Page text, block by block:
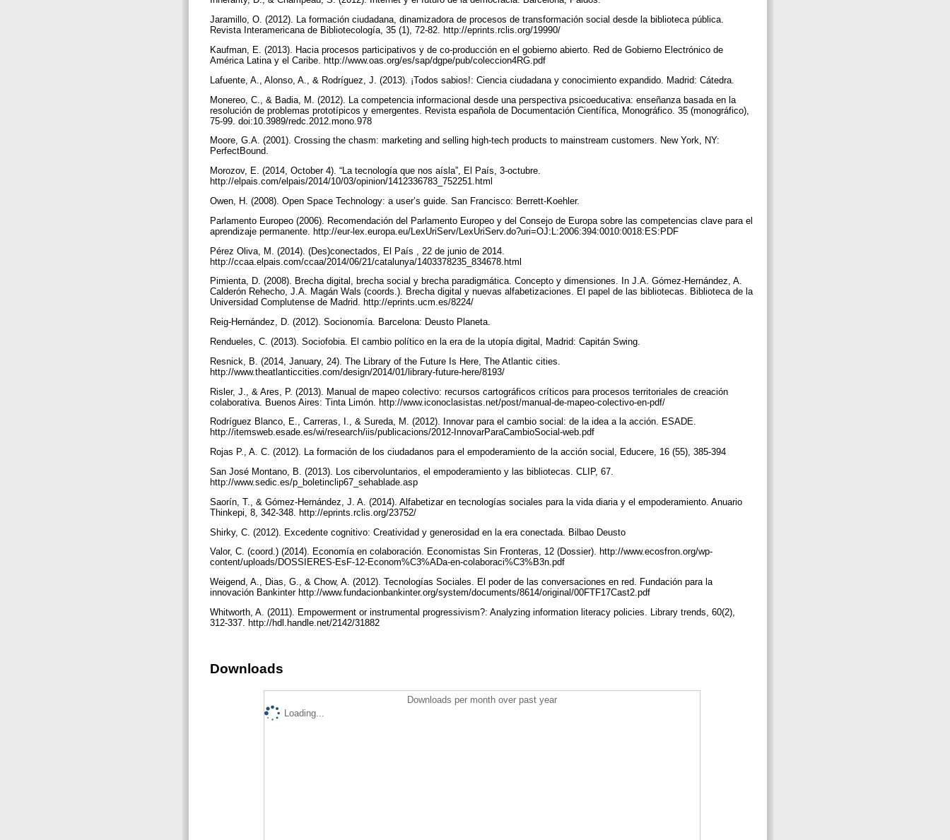
Jaramillo, O. (2012). La formación ciudadana, dinamizadora de procesos de transformación social desde la biblioteca pública.
Revista Interamericana de Bibliotecología, 35 (1), 72-82. http://eprints.rclis.org/19990/
Kaufman, E. (2013). Hacia procesos participativos y de co-producción en el gobierno abierto. Red de Gobierno Electrónico de
América Latina y el Caribe. http://www.oas.org/es/sap/dgpe/pub/coleccion4RG.pdf
Lafuente, A., Alonso, A., & Rodríguez, J. (2013). ¡Todos sabios!: Ciencia ciudadana y conocimiento expandido. Madrid: Cátedra.
Monereo, C., & Badia, M. (2012). La competencia informacional desde una perspectiva psicoeducativa: enseñanza basada en la
resolución de problemas prototípicos y emergentes. Revista española de Documentación Científica, Monográfico. 35 (monográfico),
75-99. doi:10.3989/redc.2012.mono.978
Moore, G.A. (2001). Crossing the chasm: marketing and selling high-tech products to mainstream customers. New York, NY:
PerfectBound.
Morozov, E. (2014, October 4). “La tecnología que nos aísla”, El País, 3-octubre.
http://elpais.com/elpais/2014/10/03/opinion/1412336783_752251.html
Owen, H. (2008). Open Space Technology: a user’s guide. San Francisco: Berrett-Koehler.
Parlamento Europeo (2006). Recomendación del Parlamento Europeo y del Consejo de Europa sobre las competencias clave para el
aprendizaje permanente. http://eur-lex.europa.eu/LexUriServ/LexUriServ.do?uri=OJ:L:2006:394:0010:0018:ES:PDF
Pérez Oliva, M. (2014). (Des)conectados, El País , 22 de junio de 2014.
http://ccaa.elpais.com/ccaa/2014/06/21/catalunya/1403378235_834678.html
Pimienta, D. (2008). Brecha digital, brecha social y brecha paradigmática. Concepto y dimensiones. In J.A. Gómez-Hernández, A.
Calderón Rehecho, J.A. Magán Wals (coords.). Brecha digital y nuevas alfabetizaciones. El papel de las bibliotecas. Biblioteca de la
Universidad Complutense de Madrid. http://eprints.ucm.es/8224/
Reig-Hernández, D. (2012). Socionomía. Barcelona: Deusto Planeta.
Rendueles, C. (2013). Sociofobia. El cambio político en la era de la utopía digital, Madrid: Capitán Swing.
Resnick, B. (2014, January, 24). The Library of the Future Is Here, The Atlantic cities.
http://www.theatlanticcities.com/design/2014/01/library-future-here/8193/
Risler, J., & Ares, P. (2013). Manual de mapeo colectivo: recursos cartográficos críticos para procesos territoriales de creación
colaborativa. Buenos Aires: Tinta Limón. http://www.iconoclasistas.net/post/manual-de-mapeo-colectivo-en-pdf/
Rodríguez Blanco, E., Carreras, I., & Sureda, M. (2012). Innovar para el cambio social: de la idea a la acción. ESADE.
http://itemsweb.esade.es/wi/research/iis/publicacions/2012-InnovarParaCambioSocial-web.pdf
Rojas P., A. C. (2012). La formación de los ciudadanos para el empoderamiento de la acción social, Educere, 16 (55), 385-394
San José Montano, B. (2013). Los cibervoluntarios, el empoderamiento y las bibliotecas. CLIP, 67.
http://www.sedic.es/p_boletinclip67_sehablade.asp
Saorín, T., & Gómez-Hernández, J. A. (2014). Alfabetizar en tecnologías sociales para la vida diaria y el empoderamiento. Anuario
Thinkepi, 8, 342-348. http://eprints.rclis.org/23752/
Shirky, C. (2012). Excedente cognitivo: Creatividad y generosidad en la era conectada. Bilbao Deusto
Valor, C. (coord.) (2014). Economía en colaboración. Economistas Sin Fronteras, 12 (Dossier). http://www.ecosfron.org/wp-
content/uploads/DOSSIERES-EsF-12-Econom%C3%ADa-en-colaboraci%C3%B3n.pdf
Weigend, A., Dias, G., & Chow, A. (2012). Tecnologías Sociales. El poder de las conversaciones en red. Fundación para la
innovación Bankinter http://www.fundacionbankinter.org/system/documents/8614/original/00FTF17Cast2.pdf
Whitworth, A. (2011). Empowerment or instrumental progressivism?: Analyzing information literacy policies. Library trends, 60(2),
312-337. http://hdl.handle.net/2142/31882
Downloads
Downloads per month over past year
Loading...